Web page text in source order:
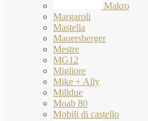
Makro
Margaroli
Mastella
Mauersberger
Mestre
MG12
Migliore
Mike + Ally
Milldue
Moab 80
Mobili di castello